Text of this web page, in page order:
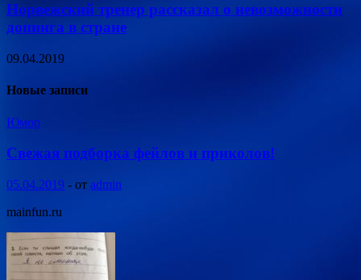
Норвежский тренер рассказал о невозможности
допинга в стране
09.04.2019
Новые записи
Юмор
Свежая подборка фейлов и приколов!
05.04.2019 - от admin
mainfun.ru